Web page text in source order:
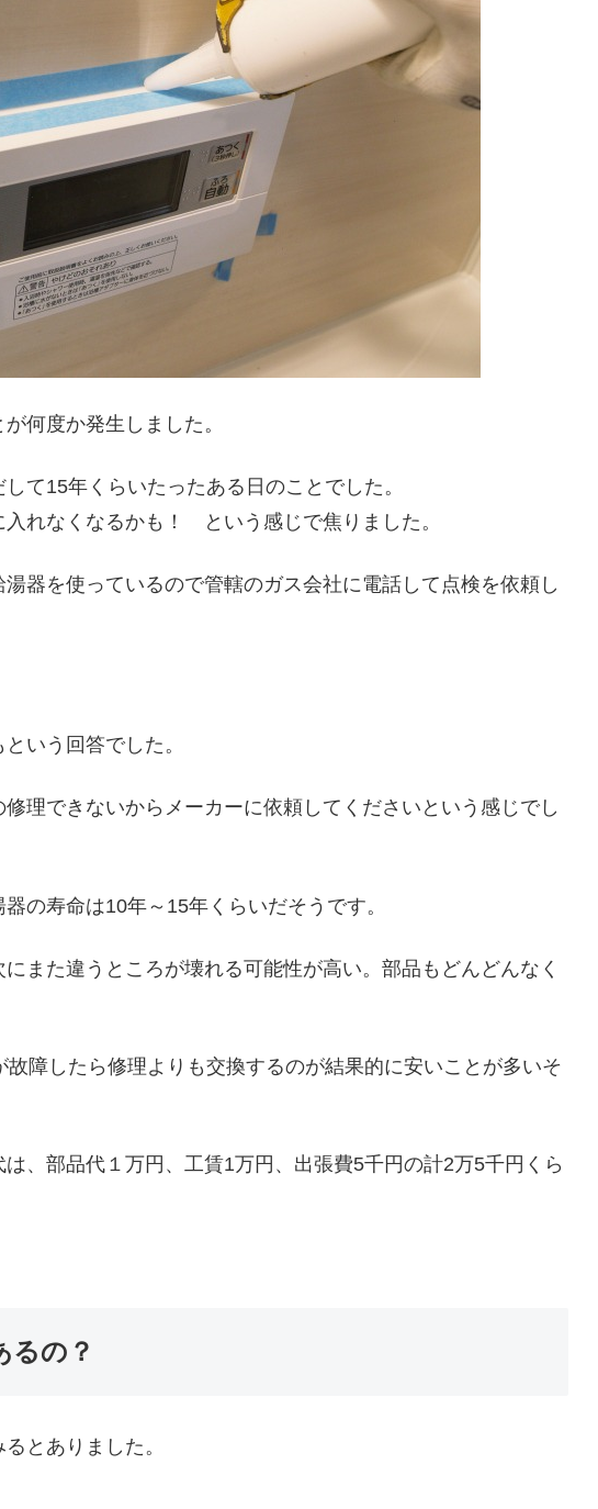
何度か発生しました。
て15年くらいたったある日のことでした。
れなくなるかも！ という感じで焦りました。
器を使っているので管轄のガス会社に電話して点検を依頼し
いう回答でした。
理できないからメーカーに依頼してくださいという感じでし
の寿命は10年～15年くらいだそうです。
また違うところが壊れる可能性が高い。部品もどんどんなく
障したら修理よりも交換するのが結果的に安いことが多いそ
、部品代１万円、工賃1万円、出張費5千円の計2万5千円くら
るの？
とありました。